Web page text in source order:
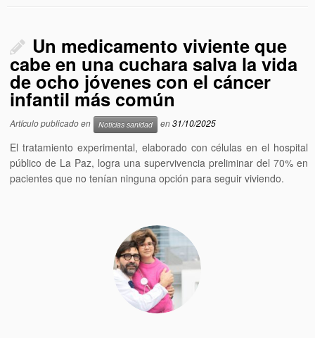
Un medicamento viviente que
cabe en una cuchara salva la vida
de ocho jóvenes con el cáncer
infantil más común
Artículo publicado en Noticias sanidad en31/10/2025
El tratamiento experimental, elaborado con células en el hospital
público de La Paz, logra una supervivencia preliminar del 70% en
pacientes que no tenían ninguna opción para seguir viviendo.